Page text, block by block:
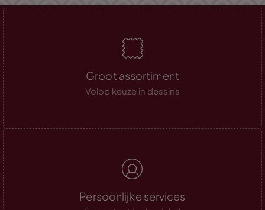
Groot assortiment
Volop keuze in dessins
Persoonlijke services